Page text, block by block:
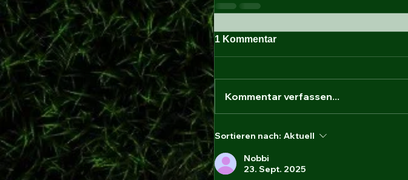
1 Kommentar
Kommentar verfassen...
Sortieren nach: Aktuell
Nobbi
23. Sept. 2025